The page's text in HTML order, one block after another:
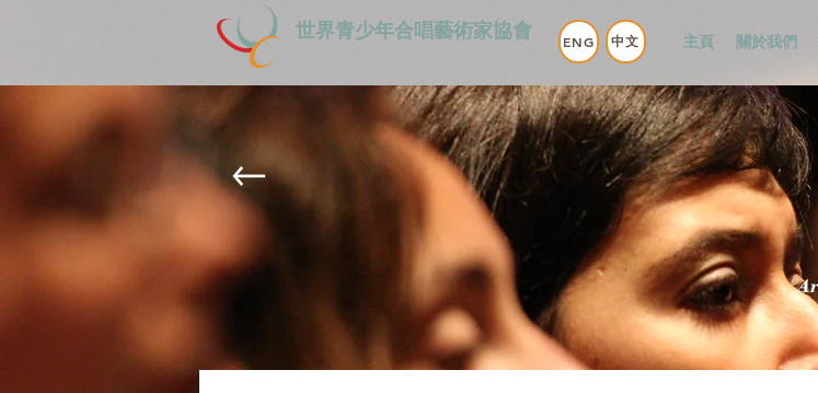
世界青少年合唱藝術家協會 ENG 中文 主頁 關於我們